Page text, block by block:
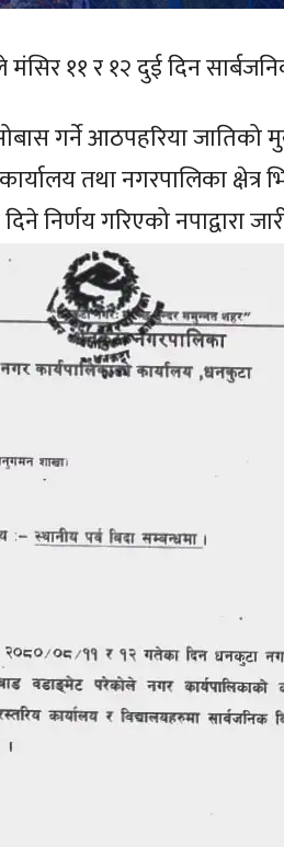
११ र १२ दुई दिन
गर्ने आठपहरिया जातिको
तथा नगरपालिका क्षेत्र
निर्णय गरिएको नपाद्वारा